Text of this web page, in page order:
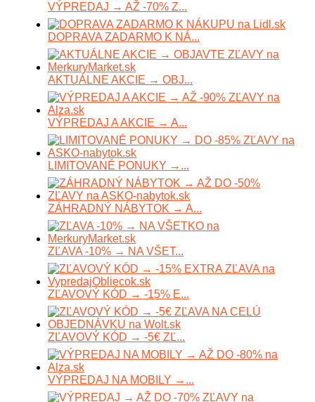
VÝPREDAJ → AŽ -70% Z...
DOPRAVA ZADARMO K NÁ...
AKTUÁLNE AKCIE → OBJ...
VÝPREDAJ A AKCIE → A...
LIMITOVANÉ PONUKY →...
ZÁHRADNÝ NÁBYTOK → A...
ZĽAVA -10% → NA VŠET...
ZĽAVOVÝ KÓD → -15% E...
ZĽAVOVÝ KÓD → -5€ ZĽ...
VÝPREDAJ NA MOBILY →...